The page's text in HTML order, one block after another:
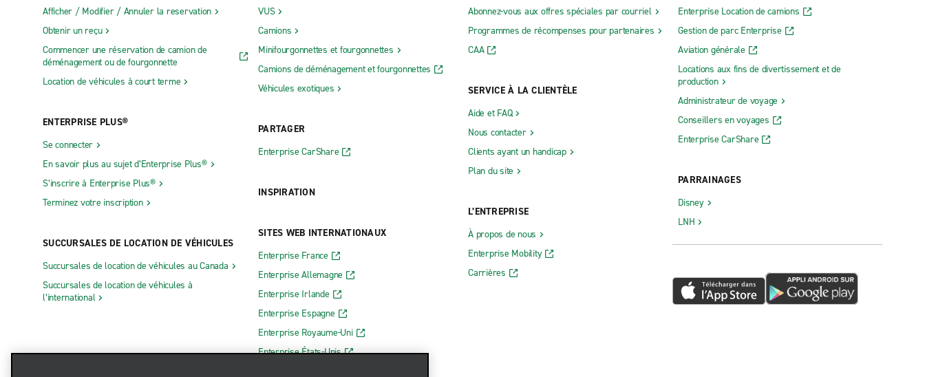
Afficher / Modifier / Annuler la reservation
Obtenir un reçu
Commencer une réservation de camion de
déménagement ou de fourgonnette
Location de véhicules à court terme
ENTERPRISE PLUS®
Se connecter
En savoir plus au sujet d’Enterprise Plus®
S’inscrire à Enterprise Plus®
Terminez votre inscription
SUCCURSALES DE LOCATION DE VÉHICULES
Succursales de location de véhicules au Canada
Succursales de location de véhicules à
l’international
VUS
Camions
Minifourgonnettes et fourgonnettes
Camions de déménagement et fourgonnettes
Véhicules exotiques
PARTAGER
Enterprise CarShare
INSPIRATION
SITES WEB INTERNATIONAUX
Enterprise France
Enterprise Allemagne
Enterprise Irlande
Enterprise Espagne
Enterprise Royaume-Uni
Enterprise États-Unis
Abonnez-vous aux offres spéciales par courriel
Programmes de récompenses pour partenaires
CAA
SERVICE À LA CLIENTÈLE
Aide et FAQ
Nous contacter
Clients ayant un handicap
Plan du site
L’ENTREPRISE
À propos de nous
Enterprise Mobility
Carrières
Enterprise Location de camions
Gestion de parc Enterprise
Aviation générale
Locations aux fins de divertissement et de
production
Administrateur de voyage
Conseillers en voyages
Enterprise CarShare
PARRAINAGES
Disney
LNH